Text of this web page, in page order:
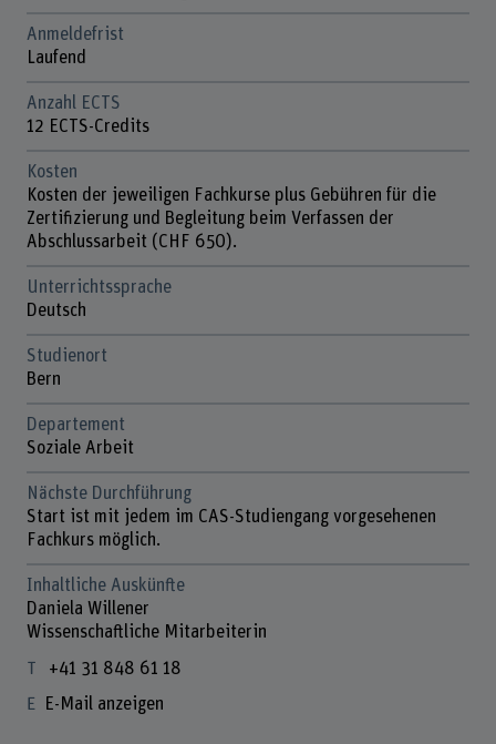
Anmeldefrist
Laufend
Anzahl ECTS
12 ECTS-Credits
Kosten
Kosten der jeweiligen Fachkurse plus Gebühren für die
Zertifizierung und Begleitung beim Verfassen der
Abschlussarbeit (CHF 650).
Unterrichtssprache
Deutsch
Studienort
Bern
Departement
Soziale Arbeit
Nächste Durchführung
Start ist mit jedem im CAS-Studiengang vorgesehenen
Fachkurs möglich.
Inhaltliche Auskünfte
Daniela Willener
Wissenschaftliche Mitarbeiterin
+41 31 848 61 18
E-Mail anzeigen